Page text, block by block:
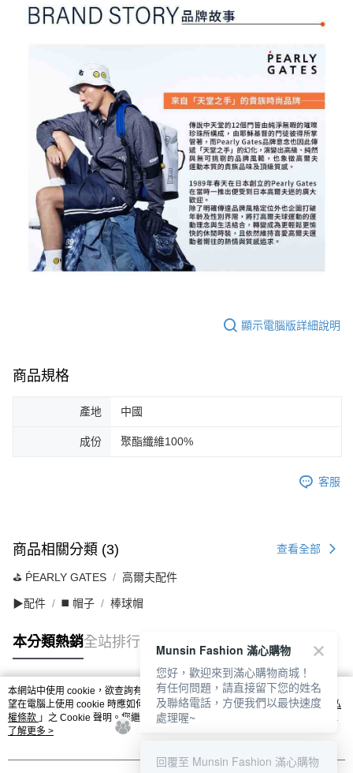
顯示電腦版詳細說明
商品規格
產地 中國
成份 聚酯纖維100%
客服
商品相關分類 (3) 查看全部
⛳️ ṔEARLY GATES 高爾夫配件
▶配件 ◼️ 帽子 棒球帽
本分類熱銷全站排行
熱門標籤
本網站中使用 cookie，欲查詢有關本網站使用 cookie 方式之詳情，及若您不希
望在電腦上使用 cookie 時應如何變更電腦的 cookie 設定，請參閱本網站「
隱私
權條款 」之 Cookie 聲明。您繼續使用本網站即表示您同意本公司得按本網站使
用條款之 Cookie 聲明使用 cookie。
了解更多 >
Munsin Fashion 滿心購物
您好，歡迎來到滿心購物商城！
有任何問題，請直接留下您的姓名
及聯絡電話，方便我們以最快速度
處理喔~
回覆至 Munsin Fashion 滿心購物